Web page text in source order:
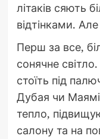
літаків сяють
відтінками.
Перш за все,
сонячне
стоїть під
Дубая чи
тепло,
салону та на